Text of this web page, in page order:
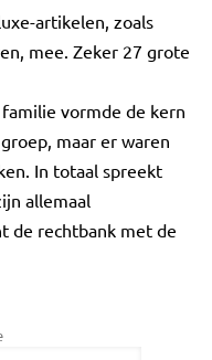
artikelen, zoals
mee. Zeker 27 grote
vormde de kern
maar er waren
In totaal spreekt
allemaal
de rechtbank met de